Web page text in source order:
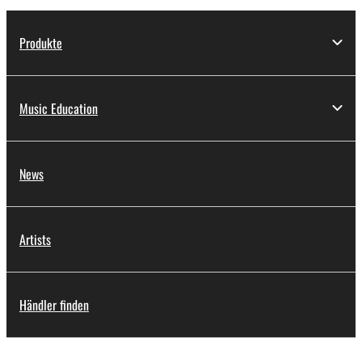
Produkte
Music Education
News
Artists
Händler finden